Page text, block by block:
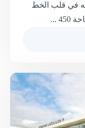
في قلب الخط
...